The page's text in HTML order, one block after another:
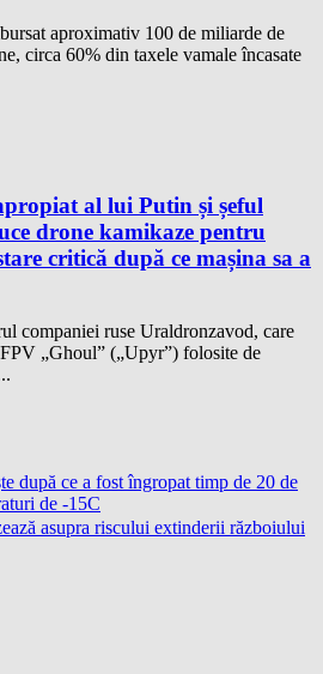
aproximativ 100 de miliarde de
circa 60% din taxele vamale încasate
al lui Putin și șeful
drone kamikaze pentru
critică după ce mașina sa a
companiei ruse Uraldronzavod, care
„Ghoul” („Upyr”) folosite de
după ce a fost îngropat timp de 20 de
de -15C
asupra riscului extinderii războiului